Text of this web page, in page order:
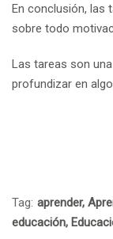
En conclusión, las
sobre todo
Las tareas son
profundizar en
Tag: aprender,
educación,